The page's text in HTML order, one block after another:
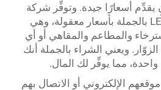
يقدِّم أسعارًا جيدة. وتوفِّر شركة
COOL QING كراسي LED بالجملة بأسعار معقولة، وهي
والمطاعم والمقاهي أو أي
ويعني الشراء بالجملة أنك
مما يوفِّر لك المال.
الإلكتروني أو الاتصال بهم